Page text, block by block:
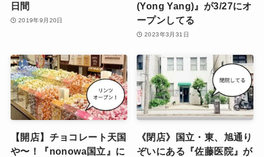
日間
2019年9月20日
(Yong Yang)』が3/27にオ
ープンしてる
2023年3月31日
【開店】チョコレート天国
や〜！『nonowa国立』に
《閉店》国立・東、旭通り
ぞいにある『佐藤医院』が